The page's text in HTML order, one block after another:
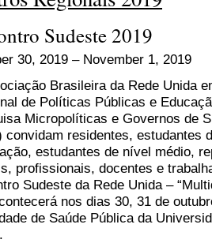
Sudeste 2019
30, 2019 – November 1, 2019
Brasileira da Rede Unida
de Políticas Públicas e
Micropolíticas e Governos de
convidam residentes, estudantes
estudantes de nível médio,
profissionais, docentes e
Sudeste da Rede Unida –
nos dias 30, 31 de
de Saúde Pública da